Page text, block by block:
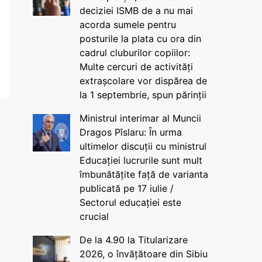
deciziei ISMB de a nu mai
acorda sumele pentru
posturile la plata cu ora din
cadrul cluburilor copiilor:
Multe cercuri de activități
extrașcolare vor dispărea de
la 1 septembrie, spun părinții
Ministrul interimar al Muncii
Dragos Pîslaru: În urma
ultimelor discuții cu ministrul
Educației lucrurile sunt mult
îmbunătățite față de varianta
publicată pe 17 iulie /
Sectorul educației este
crucial
De la 4.90 la Titularizare
2026, o învățătoare din Sibiu